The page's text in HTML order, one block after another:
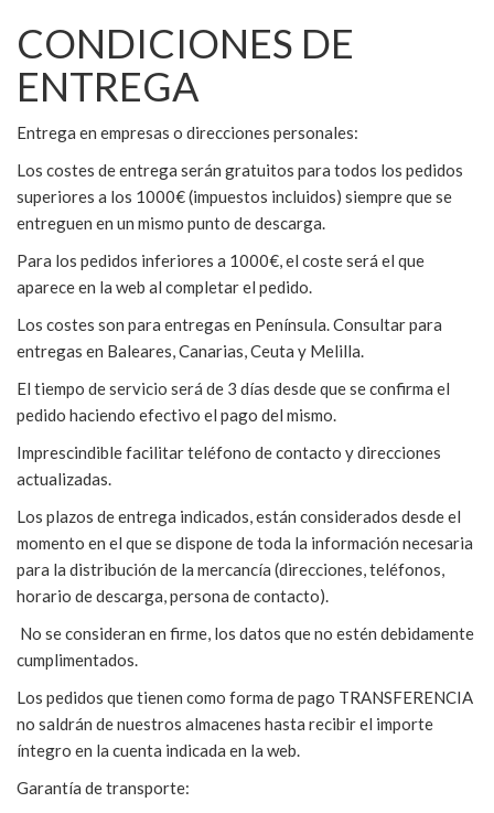
CONDICIONES DE
ENTREGA
Entrega en empresas o direcciones personales:
Los costes de entrega serán gratuitos para todos los pedidos
superiores a los 1000€ (impuestos incluidos) siempre que se
entreguen en un mismo punto de descarga.
Para los pedidos inferiores a 1000€, el coste será el que
aparece en la web al completar el pedido.
Los costes son para entregas en Península. Consultar para
entregas en Baleares, Canarias, Ceuta y Melilla.
El tiempo de servicio será de 3 días desde que se confirma el
pedido haciendo efectivo el pago del mismo.
Imprescindible facilitar teléfono de contacto y direcciones
actualizadas.
Los plazos de entrega indicados, están considerados desde el
momento en el que se dispone de toda la información necesaria
para la distribución de la mercancía (direcciones, teléfonos,
horario de descarga, persona de contacto).
No se consideran en firme, los datos que no estén debidamente
cumplimentados.
Los pedidos que tienen como forma de pago TRANSFERENCIA
no saldrán de nuestros almacenes hasta recibir el importe
íntegro en la cuenta indicada en la web.
Garantía de transporte: